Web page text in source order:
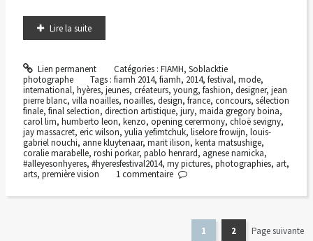
Lire la suite
Lien permanent Catégories : FIAMH, Soblacktie
photographe
Tags :fiamh 2014,fiamh, 2014,festival,mode,
international, hyères, jeunes, créateurs, young, fashion, designer, jean
pierre blanc, villa noailles, noailles, design, france, concours, sélection
finale, final selection, direction artistique, jury, maida gregory boina,
carol lim, humberto leon, kenzo, opening cerermony, chloë sevigny,
jay massacret, eric wilson, yulia yefimtchuk, liselore frowijn, louis-
gabriel nouchi, anne kluytenaar, marit ilison, kenta matsushige,
coralie marabelle, roshi porkar, pablo henrard, agnese narnicka,
#alleyesonhyeres, #hyeresfestival2014, my pictures, photographies, art,
arts, première vision 1commentaire
1 2 Page suivante